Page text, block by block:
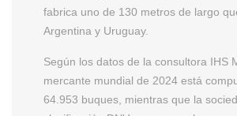
fabrica uno de 130 metros de largo
Argentina y Uruguay.
Según los datos de la consultora IHS
mercante mundial de 2024 está
64.953 buques, mientras que la